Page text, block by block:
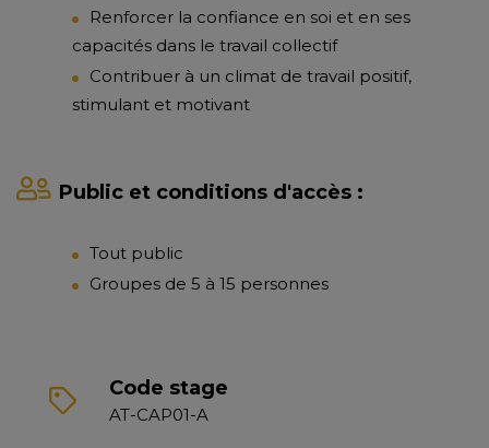
Renforcer la confiance en soi et en ses
capacités dans le travail collectif
Contribuer à un climat de travail positif,
stimulant et motivant
Public et conditions d'accès :
Tout public
Groupes de 5 à 15 personnes
Code stage
AT-CAP01-A